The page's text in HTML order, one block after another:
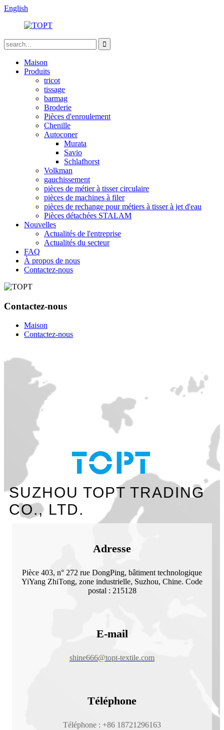
English
Maison
Produits
tricot
tissage
barmag
Broderie
Pièces d'enroulement
Chenille
Autoconer
Murata
Savio
Schlafhorst
Volkman
gauchissement
pièces de métier à tisser circulaire
pièces de machines à filer
pièces de rechange pour métiers à tisser à jet d'eau
Pièces détachées STALAM
Nouvelles
Actualités de l'entreprise
Actualités du secteur
FAQ
À propos de nous
Contactez-nous
Contactez-nous
Maison
Contactez-nous
SUZHOU TOPT TRADING
CO., LTD.
Adresse
Pièce 403, n° 272 rue DongPing, bâtiment technologique
YiYang ZhiTong, zone industrielle, Suzhou, Chine. Code
postal : 215128
E-mail
shine666@topt-textile.com
Téléphone
Téléphone : +86 18721296163